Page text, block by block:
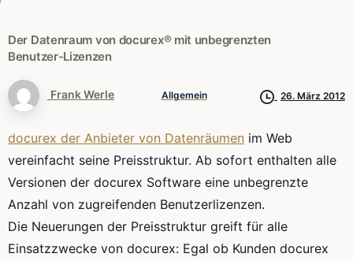
Der Datenraum von docurex® mit unbegrenzten
Benutzer-Lizenzen
Frank Werle Allgemein 26. März 2012
docurex der Anbieter von Datenräumen im Web
vereinfacht seine Preisstruktur. Ab sofort enthalten alle
Versionen der docurex Software eine unbegrenzte
Anzahl von zugreifenden Benutzerlizenzen.
Die Neuerungen der Preisstruktur greift für alle
Einsatzzwecke von docurex: Egal ob Kunden docurex